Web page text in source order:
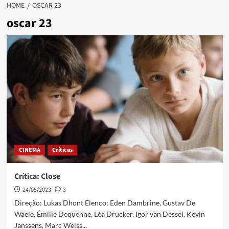
HOME OSCAR 23
oscar 23
CINEMA Críticas
Crítica: Close
24/05/2023
3
Direção: Lukas Dhont Elenco: Eden Dambrine, Gustav De
Waele, Émilie Dequenne, Léa Drucker, Igor van Dessel, Kevin
Janssens, Marc Weiss...